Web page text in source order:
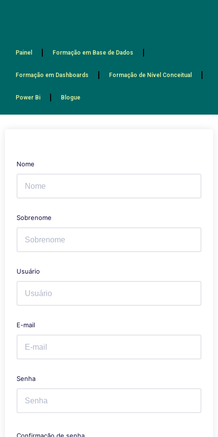
Painel Formação em Base de Dados
Formação em Dashboards Formação de Nível Conceitual
Power Bi Blogue
Nome
Sobrenome
Usuário
E-mail
Senha